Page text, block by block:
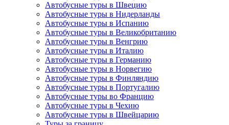
Автобусные туры в Швецию
Автобусные туры в Нидерланды
Автобусные туры в Испанию
Автобусные туры в Великобританию
Автобусные туры в Венгрию
Автобусные туры в Италию
Автобусные туры в Германию
Автобусные туры в Норвегию
Автобусные туры в Финляндию
Автобусные туры в Португалию
Автобусные туры во Францию
Автобусные туры в Чехию
Автобусные туры в Швейцарию